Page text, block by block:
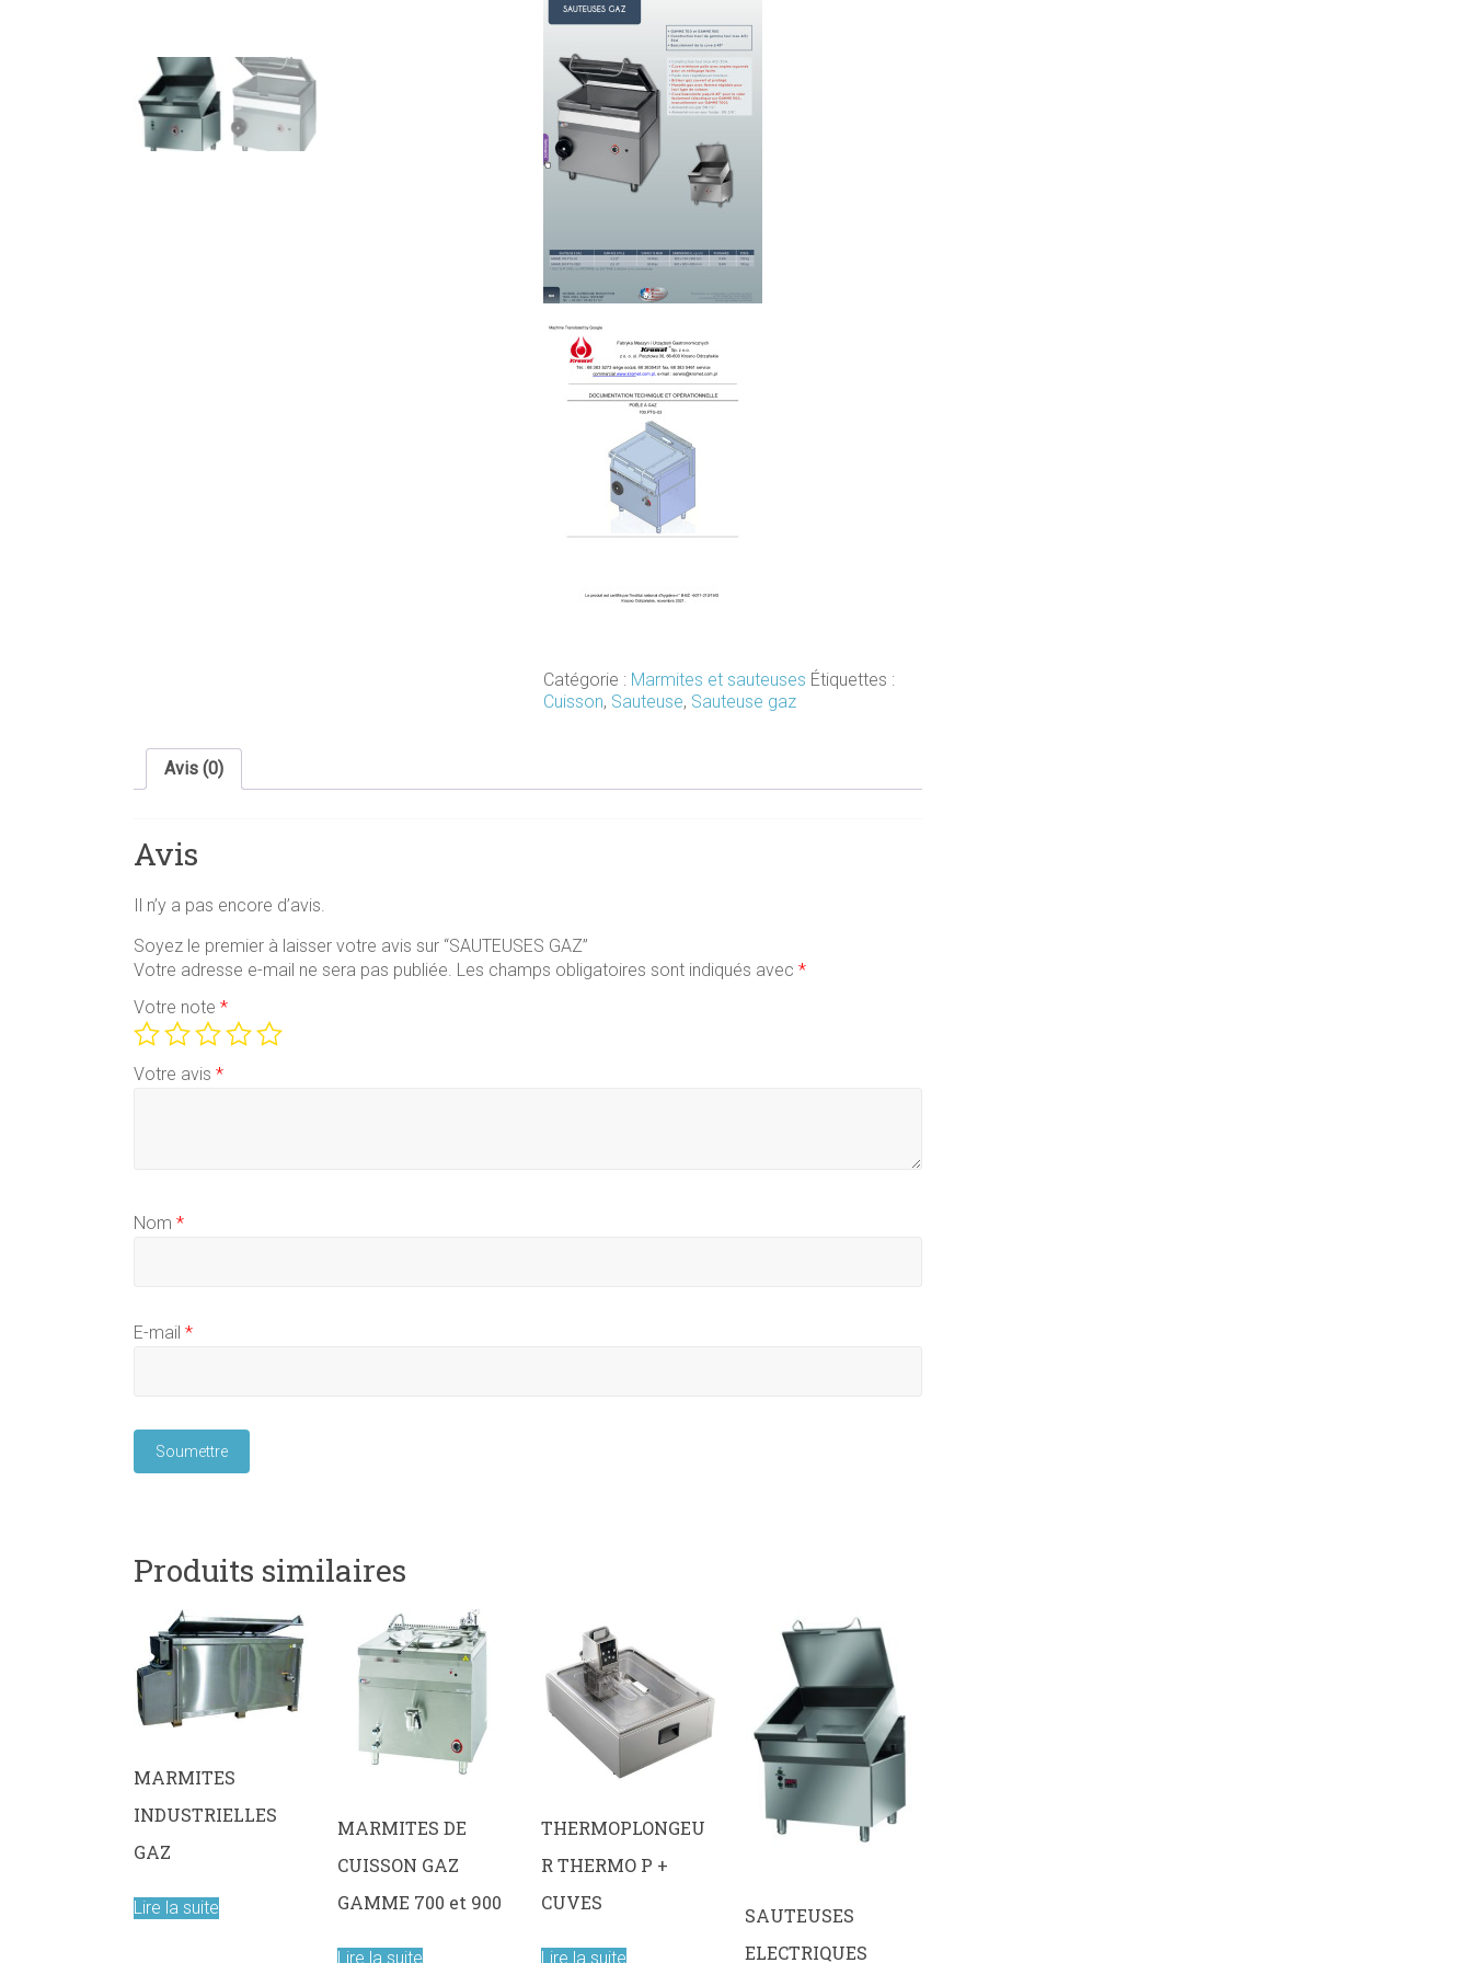
Catégorie : Marmites et sauteuses Étiquettes :
Cuisson, Sauteuse, Sauteuse gaz
Avis (0)
Avis
Il n’y a pas encore d’avis.
Soyez le premier à laisser votre avis sur “SAUTEUSES GAZ”
Votre adresse e-mail ne sera pas publiée. Les champs obligatoires sont indiqués avec *
Votre note *
Votre avis *
Nom *
E-mail *
Produits similaires
MARMITES
INDUSTRIELLES
GAZ
Lire la suite
MARMITES DE
CUISSON GAZ
GAMME 700 et 900
Lire la suite
THERMOPLONGEU
R THERMO P +
CUVES
Lire la suite
SAUTEUSES
ELECTRIQUES